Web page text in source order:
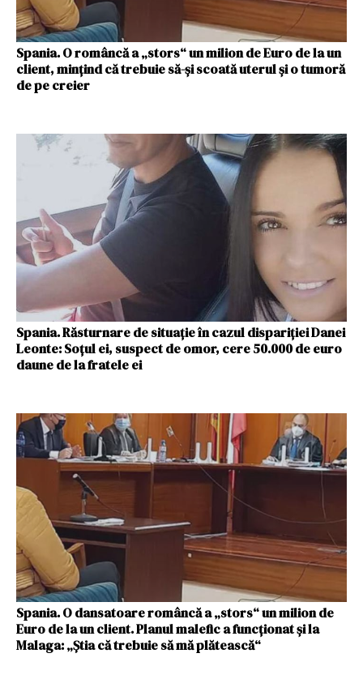
Spania. O româncă a „stors“ un milion de Euro de la un
client, mințind că trebuie să-și scoată uterul și o tumoră
de pe creier
Spania. Răsturnare de situaţie în cazul dispariției Danei
Leonte: Soțul ei, suspect de omor, cere 50.000 de euro
daune de la fratele ei
Spania. O dansatoare româncă a „stors“ un milion de
Euro de la un client. Planul malefic a funcționat și la
Malaga: „Știa că trebuie să mă plătească“